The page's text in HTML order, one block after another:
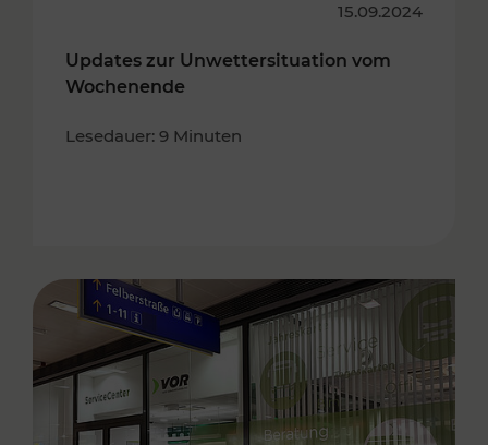
15.09.2024
Updates zur Unwettersituation vom
Wochenende
Lesedauer: 9 Minuten